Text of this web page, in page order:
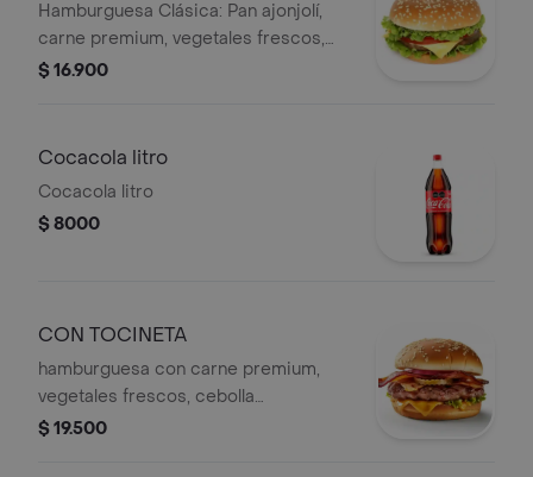
Hamburguesa Clásica: Pan ajonjolí,
carne premium, vegetales frescos,
salsas de la casa.
$ 16.900
Cocacola litro
Cocacola litro
$ 8000
CON TOCINETA
hamburguesa con carne premium,
vegetales frescos, cebolla
caramelizada con granitos de maíz
$ 19.500